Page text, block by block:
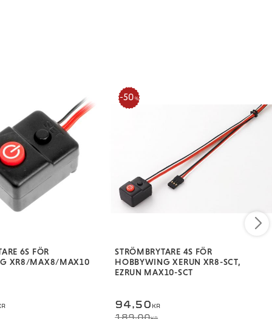
6S FÖR
XR8/MAX8/MAX10
STRÖMBRYTARE 4S FÖR
HOBBYWING XERUN XR8-SCT,
EZRUN MAX10-SCT
94,50 KR
189,00
50 %